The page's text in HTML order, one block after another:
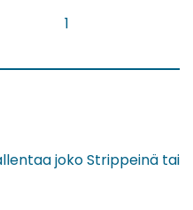
1
joko Strippeinä tai